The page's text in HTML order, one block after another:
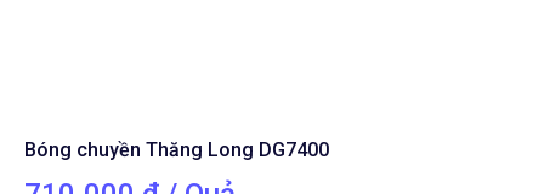
Bóng chuyền Thăng Long DG7400